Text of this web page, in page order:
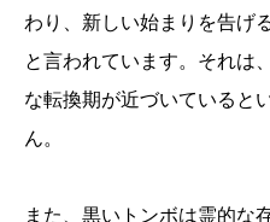
わり、新しい始まりを告げ
と言われています。それは
な転換期が近づいていると
ん。
また、黒いトンボは霊的な